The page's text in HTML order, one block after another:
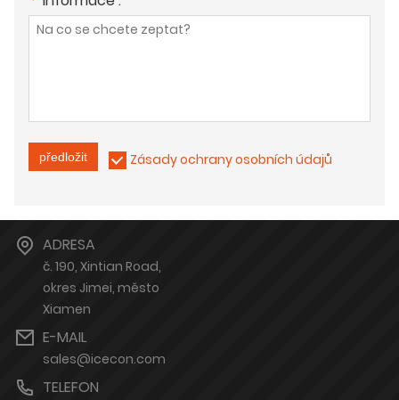
předložit Zásady ochrany osobních údajů
ADRESA
č. 190, Xintian Road,
okres Jimei, město
Xiamen
E-MAIL
sales@icecon.com
TELEFON